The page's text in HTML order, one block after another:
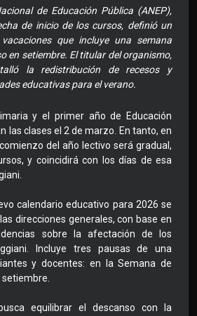
de Educación Pública (ANEP),
de inicio de los cursos, definió un
que incluye una semana
en setiembre. El titular del organismo,
la redistribución de recesos y
educativas para el verano.
y el primer año de Educación
las clases el 2 de marzo. En tanto, en
del año lectivo será gradual,
y coincidirá con los días de esa
calendario educativo para 2026 se
direcciones generales, con base en
sobre la afectación de los
Incluye tres pausas de una
y docentes: en la Semana de
setiembre.
equilibrar el descanso con la